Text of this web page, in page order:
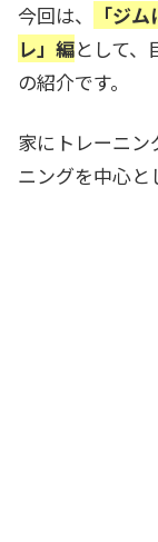
今回は、
「ジ
レ」編として
の紹介です。
家にトレーニン
ニングを中心と